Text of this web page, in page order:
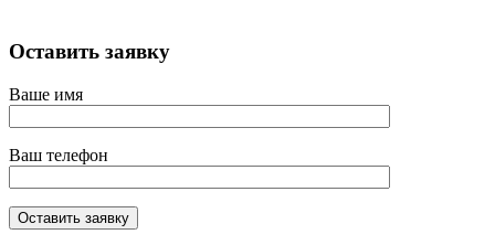
Оставить заявку
Ваше имя
Ваш телефон